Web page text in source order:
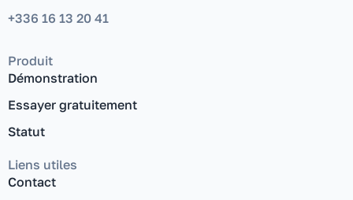
+336 16 13 20 41
Produit
Démonstration
Essayer gratuitement
Statut
Liens utiles
Contact